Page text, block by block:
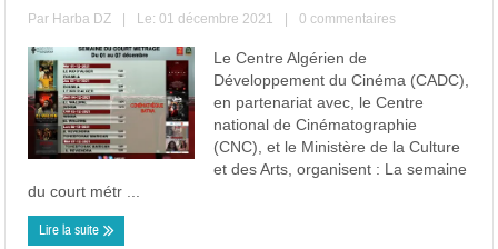
Par Harba DZ Le: 01 décembre 2021 0 commentaires
Le Centre Algérien de
Développement du Cinéma (CADC),
en partenariat avec, le Centre
national de Cinématographie
(CNC), et le Ministère de la Culture
et des Arts, organisent : La semaine
du court métr ...
Lire la suite